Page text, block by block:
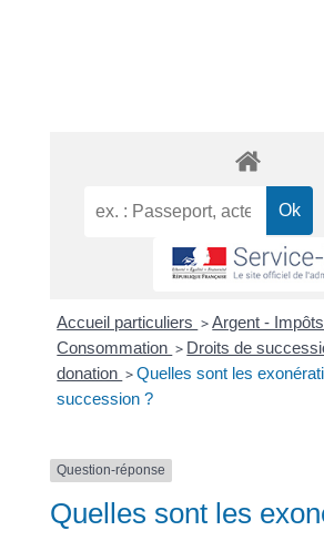
Accueil particuliers >Argent -
Consommation > Droits de
donation >Quelles sont les
succession ?
Question-réponse
Quelles sont les